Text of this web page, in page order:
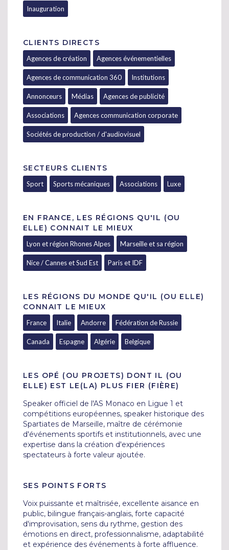
Inauguration
CLIENTS DIRECTS
Agences de création Agences événementielles
Agences de communication 360 Institutions
Annonceurs Médias Agences de publicité
Associations Agences communication corporate
Sociétés de production / d'audiovisuel
SECTEURS CLIENTS
Sport Sports mécaniques Associations Luxe
EN FRANCE, LES RÉGIONS QU'IL (OU
ELLE) CONNAIT LE MIEUX
Lyon et région Rhones Alpes Marseille et sa région
Nice / Cannes et Sud Est Paris et IDF
LES RÉGIONS DU MONDE QU'IL (OU ELLE)
CONNAIT LE MIEUX
France Italie Andorre Fédération de Russie
Canada Espagne Algérie Belgique
LES OPÉ (OU PROJETS) DONT IL (OU
ELLE) EST LE(LA) PLUS FIER (FIÈRE)
Speaker officiel de l'AS Monaco en Ligue 1 et
compétitions européennes, speaker historique des
Spartiates de Marseille, maître de cérémonie
d'événements sportifs et institutionnels, avec une
expertise dans la création d'expériences
spectateurs à forte valeur ajoutée.
SES POINTS FORTS
Voix puissante et maîtrisée, excellente aisance en
public, bilingue français-anglais, forte capacité
d'improvisation, sens du rythme, gestion des
émotions en direct, professionnalisme, adaptabilité
et expérience des événements à forte affluence.